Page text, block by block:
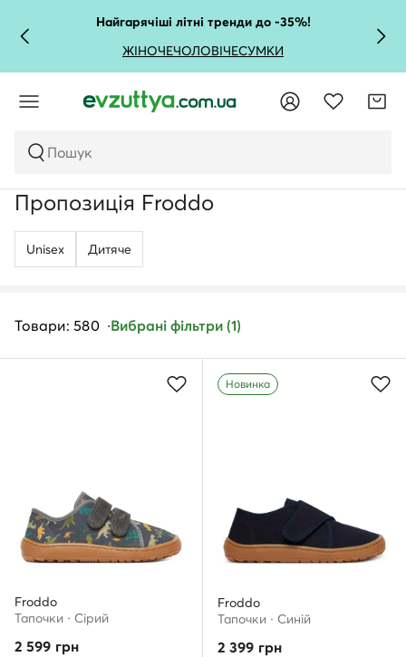
Найгарячіші літні тренди до -35%!
ЖІНОЧЕЧОЛОВІЧЕСУМКИ
Пошук
Пропозиція Froddo
Unisex Дитяче
Товари: 580 Вибрані фільтри (1)
Froddo
Тапочки · Сірий
2 599 грн
Новинка
Froddo
Тапочки · Cиній
2 399 грн